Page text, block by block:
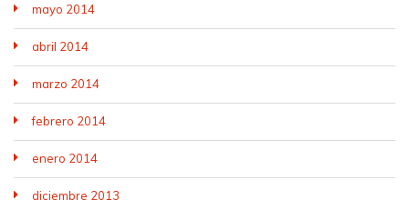
mayo 2014
abril 2014
marzo 2014
febrero 2014
enero 2014
diciembre 2013